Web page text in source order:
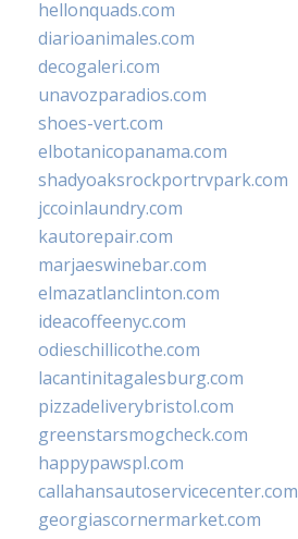
hellonquads.com
diarioanimales.com
decogaleri.com
unavozparadios.com
shoes-vert.com
elbotanicopanama.com
shadyoaksrockportrvpark.com
jccoinlaundry.com
kautorepair.com
marjaeswinebar.com
elmazatlanclinton.com
ideacoffeenyc.com
odieschillicothe.com
lacantinitagalesburg.com
pizzadeliverybristol.com
greenstarsmogcheck.com
happypawspl.com
callahansautoservicecenter.com
georgiascornermarket.com